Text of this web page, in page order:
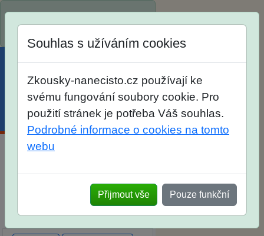
Menu Účet Košík
po skutečných přijímacích
zkouškách
Souhlas s užíváním cookies
Zkousky-nanecisto.cz používají ke
svému fungování soubory cookie. Pro
použití stránek je potřeba Váš souhlas.
Podrobné informace o cookies na tomto
webu
Přijmout vše Pouze funkční